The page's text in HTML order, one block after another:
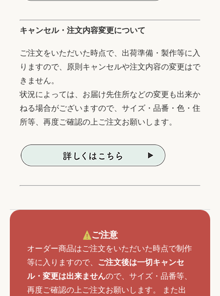
キャンセル・注文内容変更について
ご注文をいただいた時点で、出荷準備・製作等に入
りますので、原則キャンセルや注文内容の変更はで
きません。
状況によっては、お届け先住所などの変更も出来か
ねる場合がございますので、サイズ・品番・色・住
所等、再度ご確認の上ご注文お願いします。
ご注意
オーダー商品はご注文をいただいた時点で制作
等に入りますので、
ご注文後は一切キャンセ
ル・変更は出来ませんので、サイズ・品番等、
再度ご確認の上ご注文お願いします。 また出